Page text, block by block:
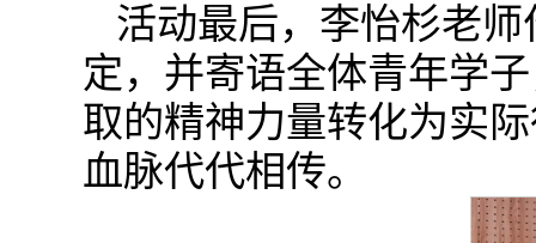
活动最后，李怡杉老
定，并寄语全体青年学
取的精神力量转化为实
血脉代代相传。